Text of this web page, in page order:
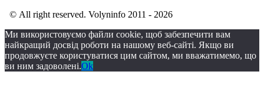
© All right reserved. Volyninfo 2011 - 2026
Ми використовуємо файли cookie, щоб забезпечити вам
найкращий досвід роботи на нашому веб-сайті. Якщо ви
продовжуєте користуватися цим сайтом, ми вважатимемо, що
ви ним задоволені.Ok